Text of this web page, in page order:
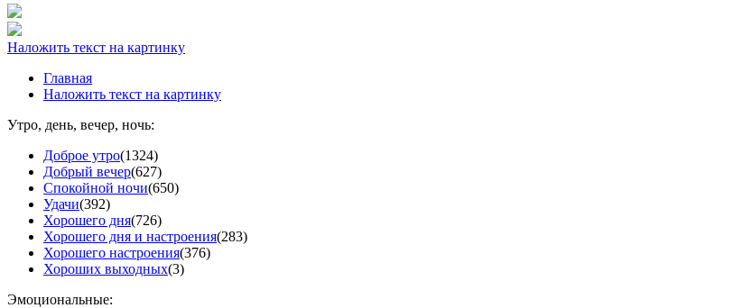
Наложить текст на картинку
Главная
Наложить текст на картинку
Утро, день, вечер, ночь:
Доброе утро(1324)
Добрый вечер(627)
Спокойной ночи(650)
Удачи(392)
Хорошего дня(726)
Хорошего дня и настроения(283)
Хорошего настроения(376)
Хороших выходных(3)
Эмоциональные: